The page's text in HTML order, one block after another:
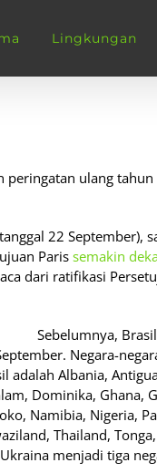
Lingkungan
peringatan ulang
22 September),
Paris semakin
dari ratifikasi
Sebelumnya,
Negara-
adalah Albania,
Dominika, Ghana,
Namibia, Nigeria,
Thailand,
menjadi tiga